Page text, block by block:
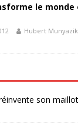
le monde
Hubert
son